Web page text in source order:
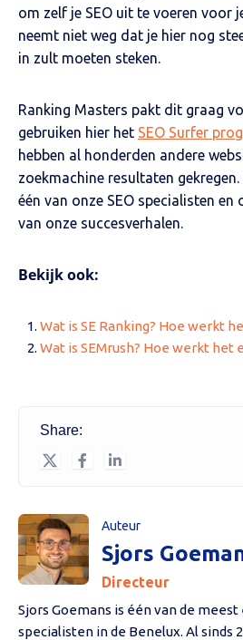
om zelf je SEO uit te voeren voor
neemt niet weg dat je hier nog
in zult moeten steken.
Ranking Masters pakt dit graag
gebruiken hier het SEO Surfer
hebben al honderden andere
zoekmachine resultaten
één van onze SEO specialisten
van onze succesverhalen.
Bekijk ook:
Wat is SE Ranking? Hoe werkt
Wat is SEMrush? Hoe werkt het
Share:
Auteur
Sjors
Directeur
Sjors Goemans is één van de meest
specialisten in de Benelux. Al sinds